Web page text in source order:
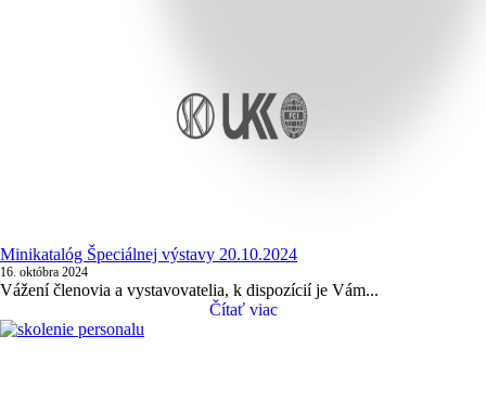
Minikatalóg Špeciálnej výstavy 20.10.2024
16. októbra 2024
Vážení členovia a vystavovatelia, k dispozícií je Vám...
Čítať viac